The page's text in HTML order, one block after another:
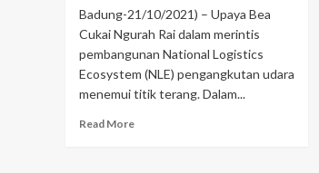
Badung-21/10/2021) – Upaya Bea
Cukai Ngurah Rai dalam merintis
pembangunan National Logistics
Ecosystem (NLE) pengangkutan udara
menemui titik terang. Dalam...
Read More